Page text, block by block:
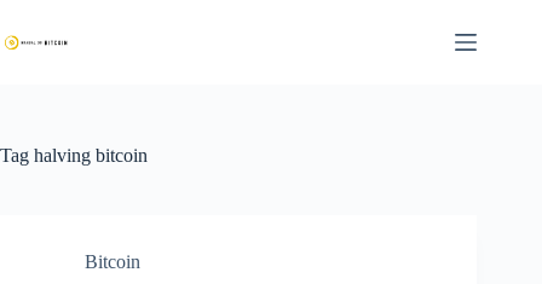
para
o
Tag halving bitcoin
Bitcoin